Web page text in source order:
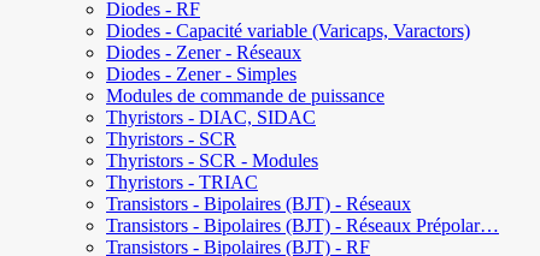
Diodes - RF
Diodes - Capacité variable (Varicaps, Varactors)
Diodes - Zener - Réseaux
Diodes - Zener - Simples
Modules de commande de puissance
Thyristors - DIAC, SIDAC
Thyristors - SCR
Thyristors - SCR - Modules
Thyristors - TRIAC
Transistors - Bipolaires (BJT) - Réseaux
Transistors - Bipolaires (BJT) - Réseaux Prépolar…
Transistors - Bipolaires (BJT) - RF